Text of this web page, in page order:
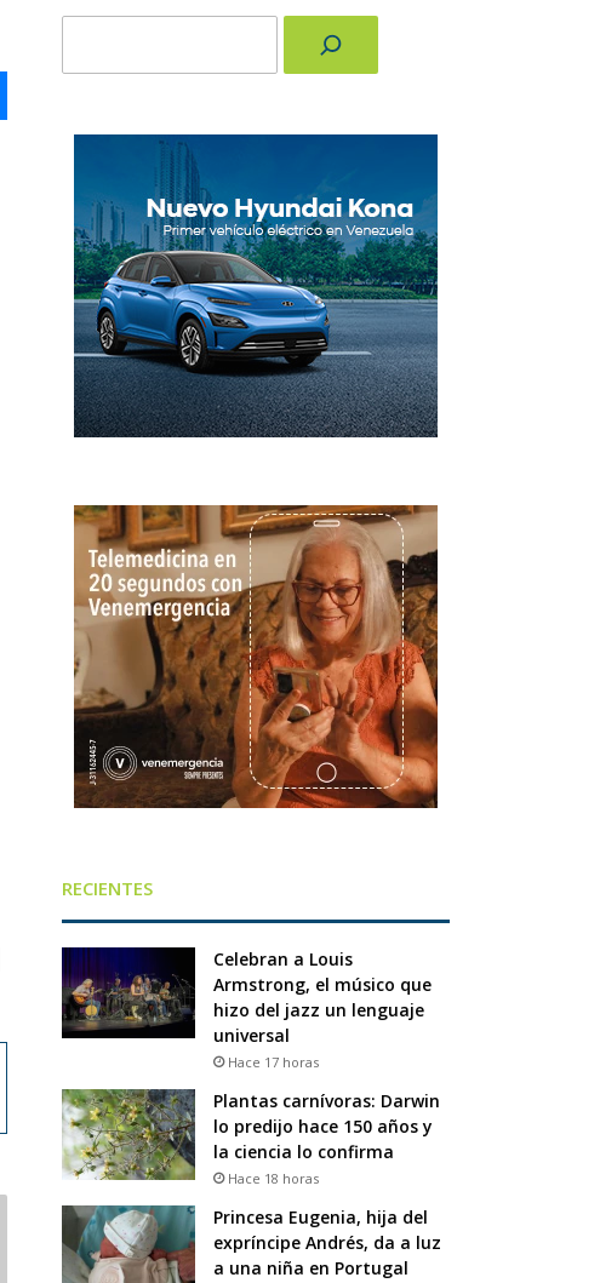
Messenger
RECIENTES
Celebran a Louis
Armstrong, el músico que
hizo del jazz un lenguaje
universal
Hace 17 horas
Plantas carnívoras: Darwin
lo predijo hace 150 años y
la ciencia lo confirma
Hace 18 horas
Princesa Eugenia, hija del
expríncipe Andrés, da a luz
a una niña en Portugal